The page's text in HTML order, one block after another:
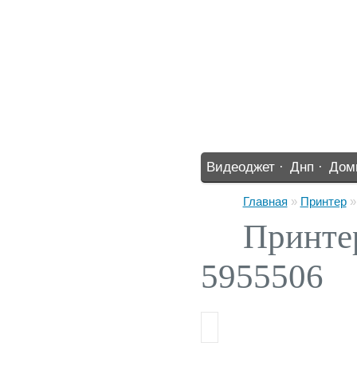
Видеоджет · Днп ·
Главная » Принтер
5955506